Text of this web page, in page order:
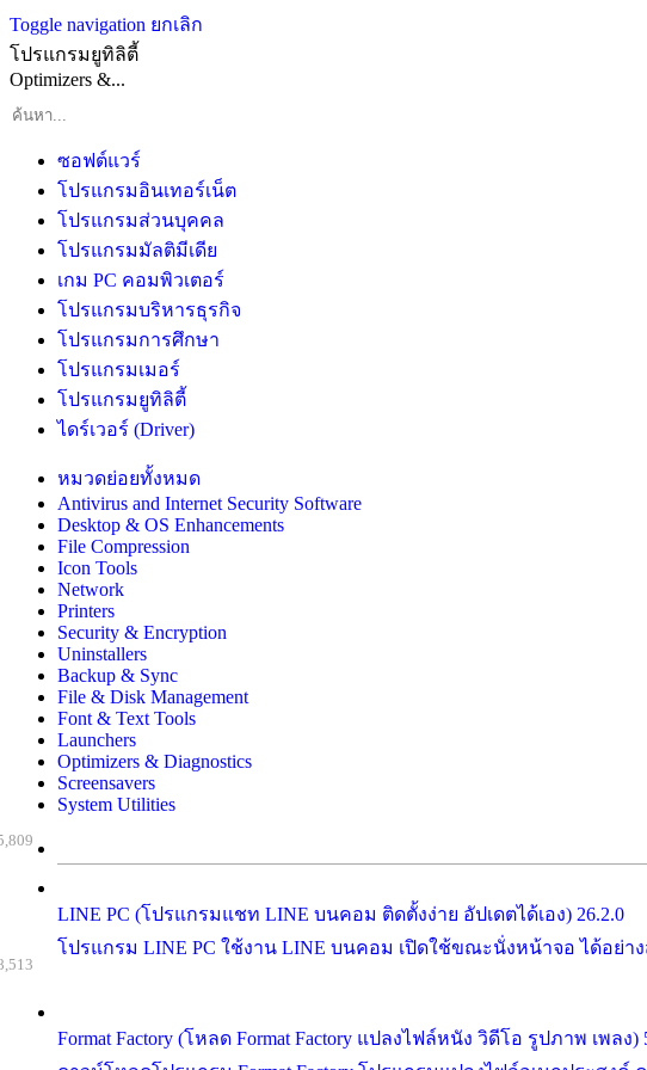
Toggle navigation ยกเลิก
โปรแกรมยูทิลิตี้
Optimizers &...
ซอฟต์แวร์
โปรแกรมอินเทอร์เน็ต
โปรแกรมส่วนบุคคล
โปรแกรมมัลติมีเดีย
เกม PC คอมพิวเตอร์
โปรแกรมบริหารธุรกิจ
โปรแกรมการศึกษา
โปรแกรมเมอร์
โปรแกรมยูทิลิตี้
ไดร์เวอร์ (Driver)
หมวดย่อยทั้งหมด
Antivirus and Internet Security Software
Desktop & OS Enhancements
File Compression
Icon Tools
Network
Printers
Security & Encryption
Uninstallers
Backup & Sync
File & Disk Management
Font & Text Tools
Launchers
Optimizers & Diagnostics
Screensavers
System Utilities
LINE PC (โปรแกรมแชท LINE บนคอม ติดตั้งง่าย อัปเดตได้เอง) 26.2.0
โปรแกรม LINE PC ใช้งาน LINE บนคอม เปิดใช้ขณะนั่งหน้าจอ ได้อย่า
Format Factory (โหลด Format Factory แปลงไฟล์หนัง วิดีโอ รูปภาพ เพลง)